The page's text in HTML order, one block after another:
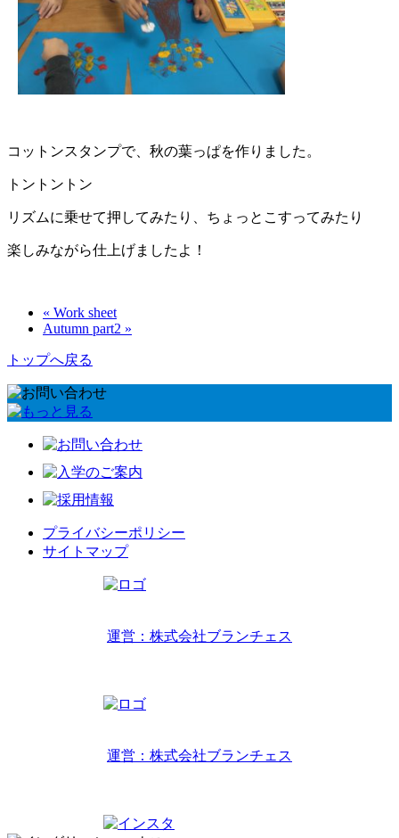
コットンスタンプで、秋の葉っぱを作りました。
トントントン
リズムに乗せて押してみたり、ちょっとこすってみたり
楽しみながら仕上げましたよ！
« Work sheet
Autumn part2 »
トップへ戻る
プライバシーポリシー
サイトマップ
運営：株式会社ブランチェス
運営：株式会社ブランチェス